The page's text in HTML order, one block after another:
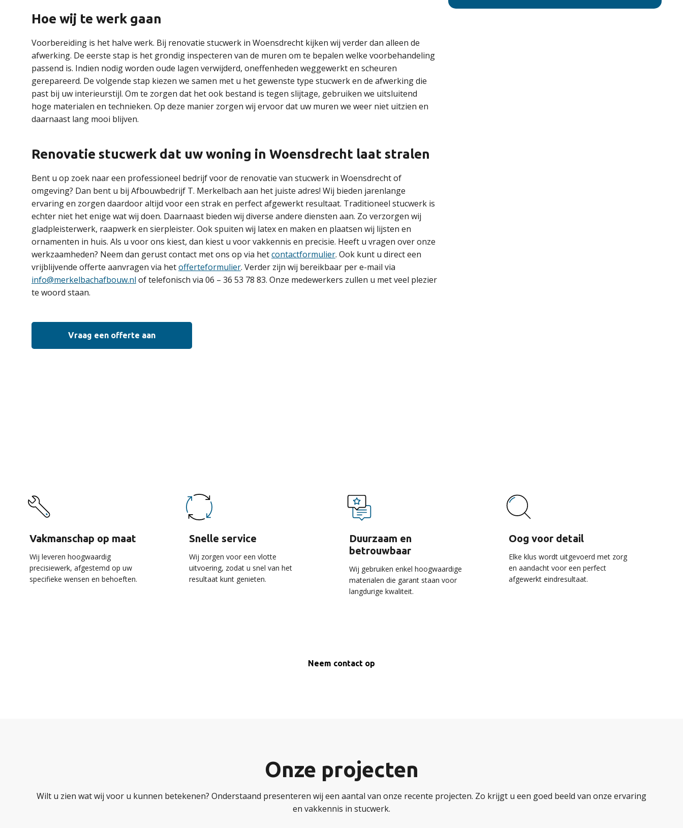
Hoe wij te werk gaan
Voorbereiding is het halve werk. Bij renovatie stucwerk in Woensdrecht kijken wij verder dan alleen de
afwerking. De eerste stap is het grondig inspecteren van de muren om te bepalen welke voorbehandeling
passend is. Indien nodig worden oude lagen verwijderd, oneffenheden weggewerkt en scheuren
gerepareerd. De volgende stap kiezen we samen met u het gewenste type stucwerk en de afwerking die
past bij uw interieurstijl. Om te zorgen dat het ook bestand is tegen slijtage, gebruiken we uitsluitend
hoge materialen en technieken. Op deze manier zorgen wij ervoor dat uw muren we weer niet uitzien en
daarnaast lang mooi blijven.
Renovatie stucwerk dat uw woning in Woensdrecht laat stralen
Bent u op zoek naar een professioneel bedrijf voor de renovatie van stucwerk in Woensdrecht of
omgeving? Dan bent u bij Afbouwbedrijf T. Merkelbach aan het juiste adres! Wij bieden jarenlange
ervaring en zorgen daardoor altijd voor een strak en perfect afgewerkt resultaat. Traditioneel stucwerk is
echter niet het enige wat wij doen. Daarnaast bieden wij diverse andere diensten aan. Zo verzorgen wij
gladpleisterwerk, raapwerk en sierpleister. Ook spuiten wij latex en maken en plaatsen wij lijsten en
ornamenten in huis. Als u voor ons kiest, dan kiest u voor vakkennis en precisie. Heeft u vragen over onze
werkzaamheden? Neem dan gerust contact met ons op via hetcontactformulier. Ook kunt u direct een
vrijblijvende offerte aanvragen via hetofferteformulier. Verder zijn wij bereikbaar per e-mail via
info@merkelbachafbouw.nl of telefonisch via 06 – 36 53 78 83. Onze medewerkers zullen u met veel plezier
te woord staan.
Vraag een offerte aan
Vakmanschap op maat
Wij leveren hoogwaardig
precisiewerk, afgestemd op uw
specifieke wensen en behoeften.
Snelle service
Wij zorgen voor een vlotte
uitvoering, zodat u snel van het
resultaat kunt genieten.
Duurzaam en
betrouwbaar
Wij gebruiken enkel hoogwaardige
materialen die garant staan voor
langdurige kwaliteit.
Oog voor detail
Elke klus wordt uitgevoerd met zorg
en aandacht voor een perfect
afgewerkt eindresultaat.
Neem contact op
Onze projecten
Wilt u zien wat wij voor u kunnen betekenen? Onderstaand presenteren wij een aantal van onze recente projecten. Zo krijgt u een goed beeld van onze ervaring
en vakkennis in stucwerk.